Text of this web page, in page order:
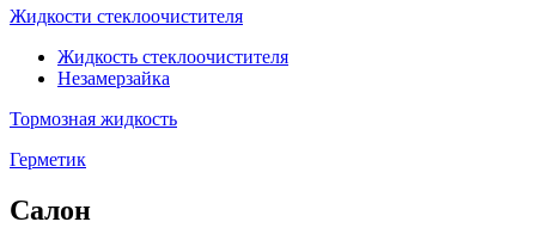
Жидкости стеклоочистителя
Жидкость стеклоочистителя
Незамерзайка
Тормозная жидкость
Герметик
Салон